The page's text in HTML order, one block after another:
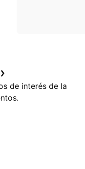
de interés de la